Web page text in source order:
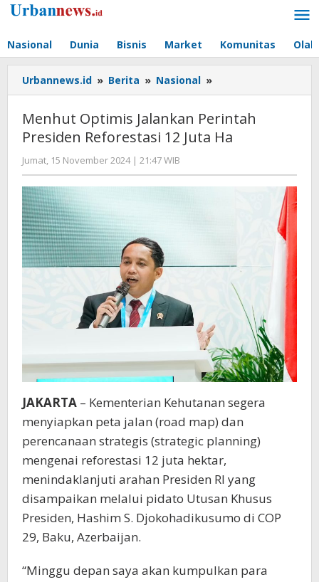
Lewati
Nasional Dunia Bisnis Market Komunitas
Urbannews.id » Berita » Nasional »
Optimis
Perintah
Presiden
Menhut Optimis Jalankan Perintah
Presiden Reforestasi 12 Juta Ha
Jumat, 15 November 2024 | 21:47 WIB
Hengki
Seprihadi
JAKARTA – Kementerian Kehutanan segera
menyiapkan peta jalan (road map) dan
perencanaan strategis (strategic planning)
mengenai reforestasi 12 juta hektar,
menindaklanjuti arahan Presiden RI yang
disampaikan melalui pidato Utusan Khusus
Presiden, Hashim S. Djokohadikusumo di COP
29, Baku, Azerbaijan.
“Minggu depan saya akan kumpulkan para